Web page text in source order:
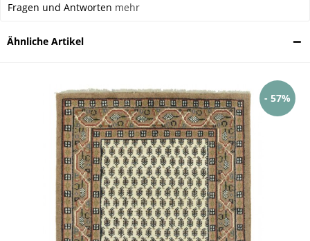
Fragen und Antworten mehr
Ähnliche Artikel
- 57%